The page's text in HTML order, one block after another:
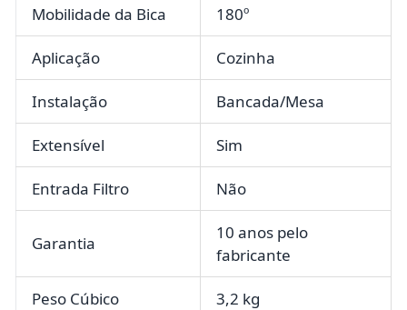
Mobilidade da Bica 180º
Aplicação Cozinha
Instalação Bancada/Mesa
Extensível Sim
Entrada Filtro Não
Garantia
10 anos pelo
fabricante
Peso Cúbico 3,2 kg